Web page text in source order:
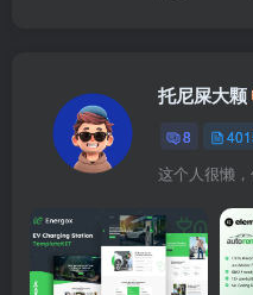
托尼屎大颗
8
这个人很懒